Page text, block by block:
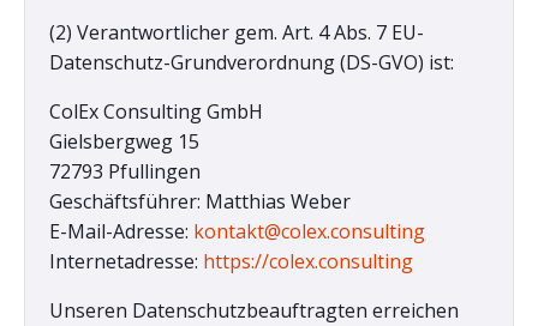
(2) Verantwortlicher gem. Art. 4 Abs. 7 EU-
Datenschutz-Grundverordnung (DS-GVO) ist:
ColEx Consulting GmbH
Gielsbergweg 15
72793 Pfullingen
Geschäftsführer: Matthias Weber
E-Mail-Adresse: kontakt@colex.consulting
Internetadresse: https://colex.consulting
Unseren Datenschutzbeauftragten erreichen